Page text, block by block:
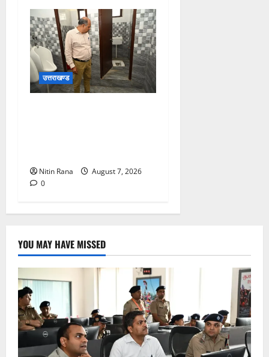
उत्तराखण्ड
Nitin Rana
August 7, 2026
0
YOU MAY HAVE MISSED